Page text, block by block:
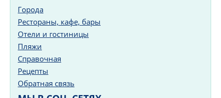
Города
Рестораны, кафе, бары
Отели и гостиницы
Пляжи
Справочная
Рецепты
Обратная связь